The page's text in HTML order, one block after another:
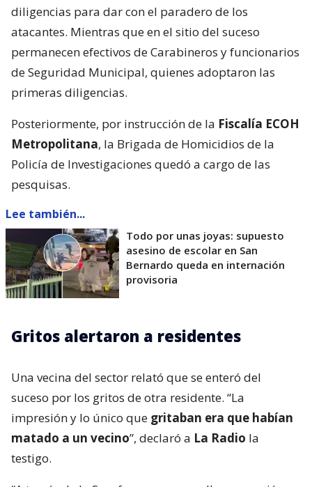
diligencias para dar con el paradero de los
atacantes. Mientras que en el sitio del suceso
permanecen efectivos de Carabineros y funcionarios
de Seguridad Municipal, quienes adoptaron las
primeras diligencias.
Posteriormente, por instrucción de la Fiscalía ECOH
Metropolitana, la Brigada de Homicidios de la
Policía de Investigaciones quedó a cargo de las
pesquisas.
Lee también...
Todo por unas joyas: supuesto
asesino de escolar en San
Bernardo queda en internación
provisoria
Gritos alertaron a residentes
Una vecina del sector relató que se enteró del
suceso por los gritos de otra residente. “La
impresión y lo único que gritaban era que habían
matado a un vecino”, declaró a La Radio la
testigo.